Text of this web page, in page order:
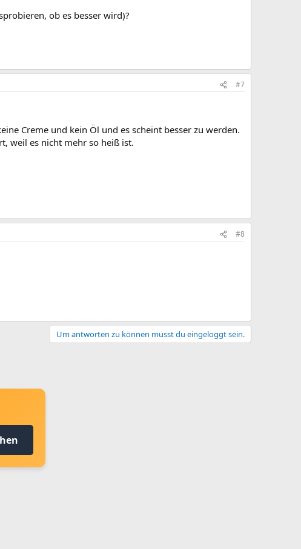
ob es besser wird)?
#7
Creme und kein Öl und es scheint besser zu werden.
weil es nicht mehr so heiß ist.
#8
Um antworten zu können musst du eingeloggt sein.